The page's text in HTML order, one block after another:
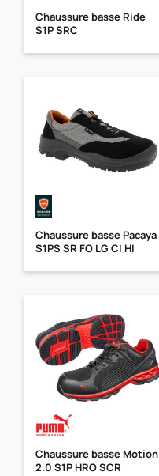
Chaussure basse Ride
S1P SRC
Chaussure basse Pacaya
S1PS SR FO LG CI HI
Chaussure basse Motion
2.0 S1P HRO SCR